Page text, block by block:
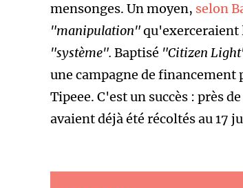
mensonges. Un moyen, selon
"manipulation"qu'exerceraient
"système". Baptisé "Citizen
une campagne de
Tipeee.C'est un succès : près
avaient déjà été récoltés au 17